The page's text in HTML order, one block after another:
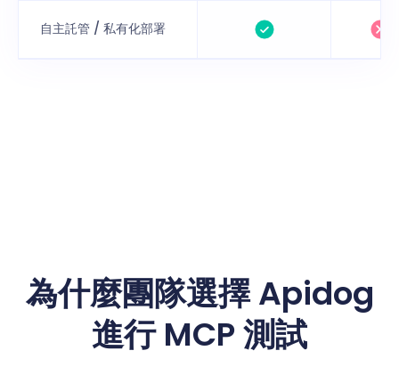
自主託管 / 私有化部署
為什麼團隊選擇 Apidog
進行 MCP 測試